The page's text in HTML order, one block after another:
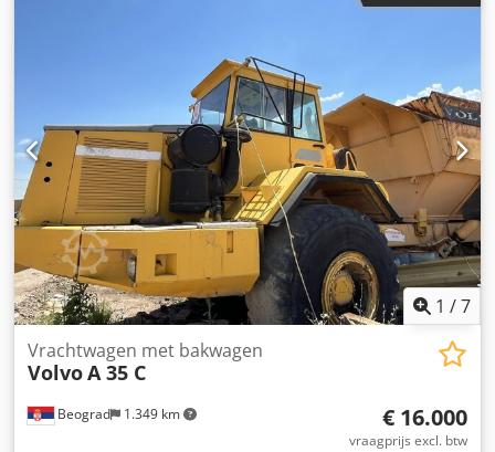
1 /7
Beograd 1.349 km
Vrachtwagen met bakwagen
VolvoA 35 C
€ 16.000
vraagprijs excl. btw